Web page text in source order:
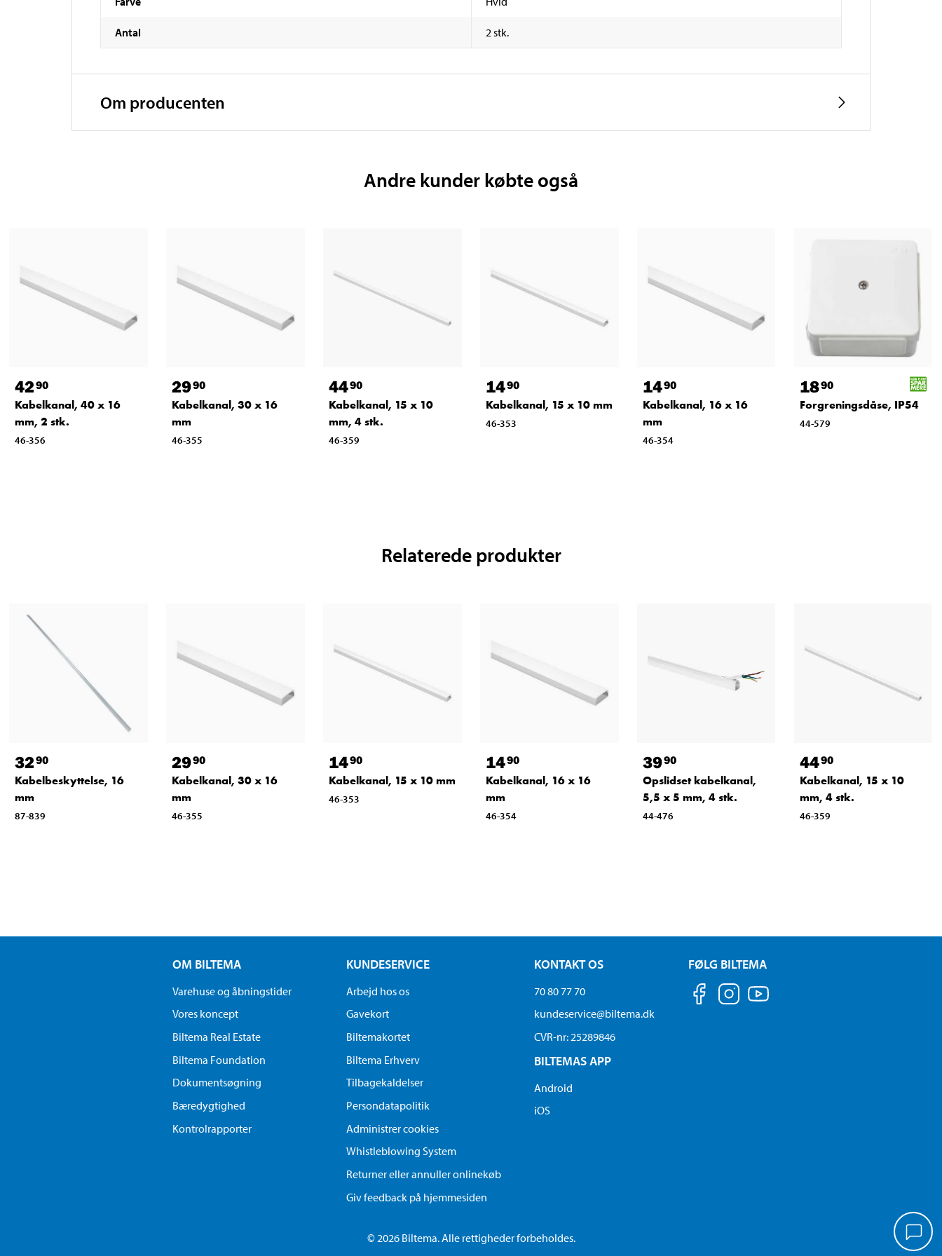
Antal 2 stk.
Om producenten
Andre kunder købte også
4290
Kabelkanal, 40 x 16
mm, 2 stk.
46-356
2990
Kabelkanal, 30 x 16
mm
46-355
4490
Kabelkanal, 15 x 10
mm, 4 stk.
46-359
1490
Kabelkanal, 15 x 10 mm
46-353
1490
Kabelkanal, 16 x 16
mm
46-354
1890
Forgreningsdåse, IP54
44-579
Relaterede produkter
3290
Kabelbeskyttelse, 16
mm
87-839
2990
Kabelkanal, 30 x 16
mm
46-355
1490
Kabelkanal, 15 x 10 mm
46-353
1490
Kabelkanal, 16 x 16
mm
46-354
3990
Opslidset kabelkanal,
5,5 x 5 mm, 4 stk.
44-476
4490
Kabelkanal, 15 x 10
mm, 4 stk.
46-359
OM BILTEMA
Varehuse og åbningstider
Vores koncept
Biltema Real Estate
Biltema Foundation
Dokumentsøgning
Bæredygtighed
Kontrolrapporter
KUNDESERVICE
Arbejd hos os
Gavekort
Biltemakortet
Biltema Erhverv
Tilbagekaldelser
Persondatapolitik
Administrer cookies
Whistleblowing System
Returner eller annuller onlinekøb
Giv feedback på hjemmesiden
KONTAKT OS
70 80 77 70
kundeservice@biltema.dk
CVR-nr: 25289846
BILTEMAS APP
Android
iOS
FØLG BILTEMA
© 2026 Biltema. Alle rettigheder forbeholdes.